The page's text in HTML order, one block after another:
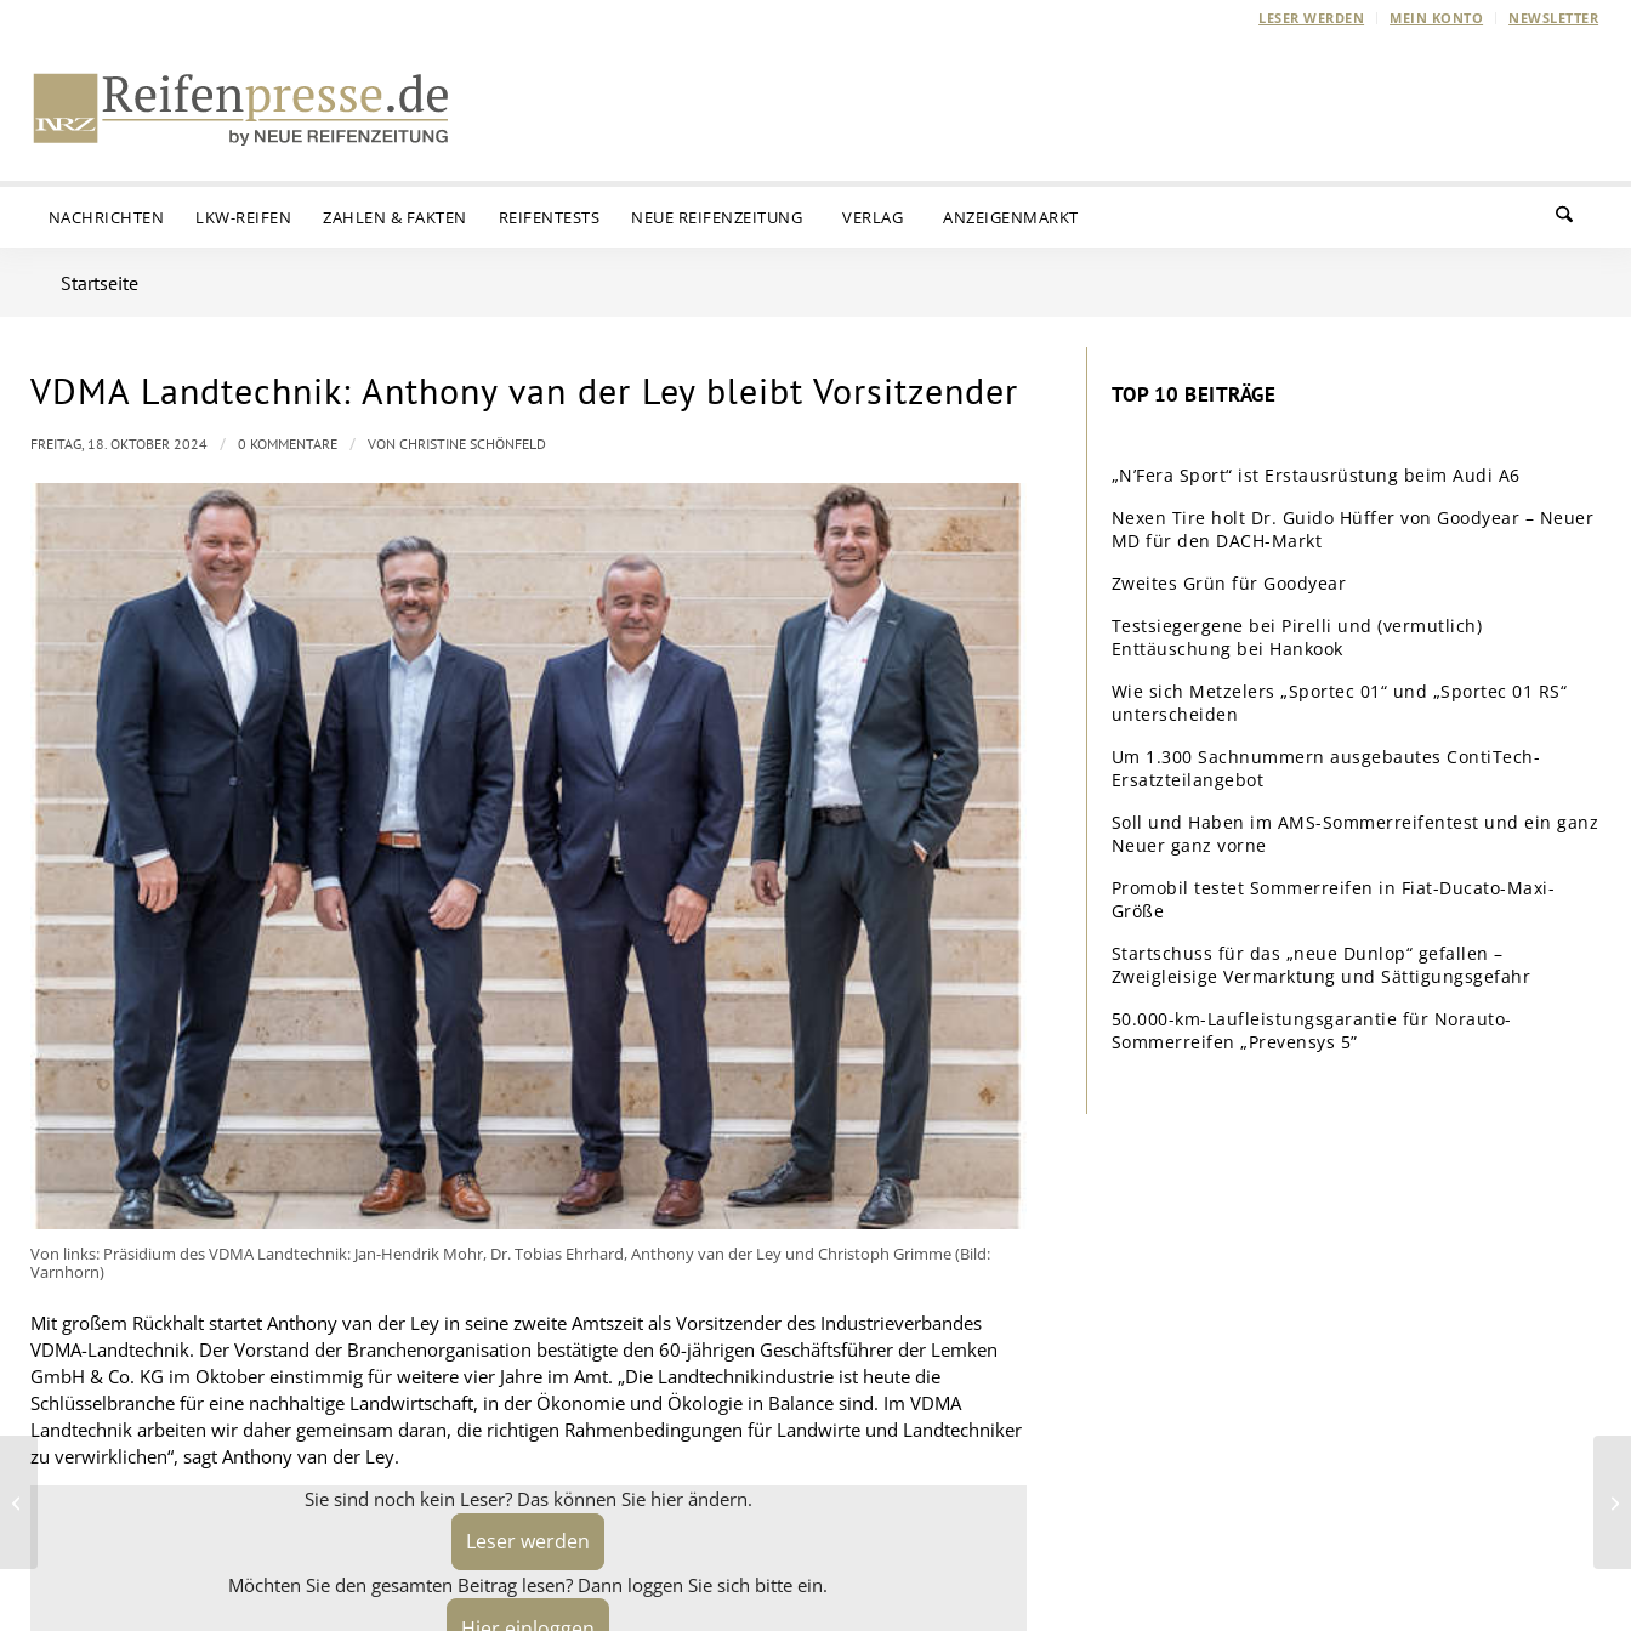
LESER WERDEN MEIN KONTO NEWSLETTER
NACHRICHTEN LKW-REIFEN ZAHLEN & FAKTEN REIFENTESTS NEUE REIFENZEITUNG VERLAG ANZEIGENMARKT
Startseite
VDMA Landtechnik: Anthony van der Ley bleibt Vorsitzender
Von links: Präsidium des VDMA Landtechnik: Jan-Hendrik Mohr, Dr. Tobias Ehrhard, Anthony van der Ley und Christoph Grimme (Bild:
Varnhorn)
Mit großem Rückhalt startet Anthony van der Ley in seine zweite Amtszeit als Vorsitzender des Industrieverbandes
VDMA-Landtechnik. Der Vorstand der Branchenorganisation bestätigte den 60-jährigen Geschäftsführer der Lemken
GmbH & Co. KG im Oktober einstimmig für weitere vier Jahre im Amt. „Die Landtechnikindustrie ist heute die
Schlüsselbranche für eine nachhaltige Landwirtschaft, in der Ökonomie und Ökologie in Balance sind. Im VDMA
Landtechnik arbeiten wir daher gemeinsam daran, die richtigen Rahmenbedingungen für Landwirte und Landtechniker
zu verwirklichen“, sagt Anthony van der Ley.
Sie sind noch kein Leser? Das können Sie hier ändern.
Leser werden
Möchten Sie den gesamten Beitrag lesen? Dann loggen Sie sich bitte ein.
FREITAG, 18. OKTOBER 2024 / 0 KOMMENTARE / VON CHRISTINE SCHÖNFELD
TOP 10 BEITRÄGE
„N’Fera Sport“ ist Erstausrüstung beim Audi A6
Nexen Tire holt Dr. Guido Hüffer von Goodyear – Neuer
MD für den DACH-Markt
Zweites Grün für Goodyear
Testsiegergene bei Pirelli und (vermutlich)
Enttäuschung bei Hankook
Wie sich Metzelers „Sportec 01“ und „Sportec 01 RS“
unterscheiden
Um 1.300 Sachnummern ausgebautes ContiTech-
Ersatzteilangebot
Soll und Haben im AMS-Sommerreifentest und ein ganz
Neuer ganz vorne
Promobil testet Sommerreifen in Fiat-Ducato-Maxi-
Größe
Startschuss für das „neue Dunlop“ gefallen –
Zweigleisige Vermarktung und Sättigungsgefahr
50.000-km-Laufleistungsgarantie für Norauto-
Sommerreifen „Prevensys 5”